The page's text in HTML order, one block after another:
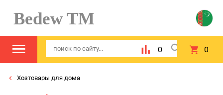
Bedew TM
0 0
Хозтовары для дома